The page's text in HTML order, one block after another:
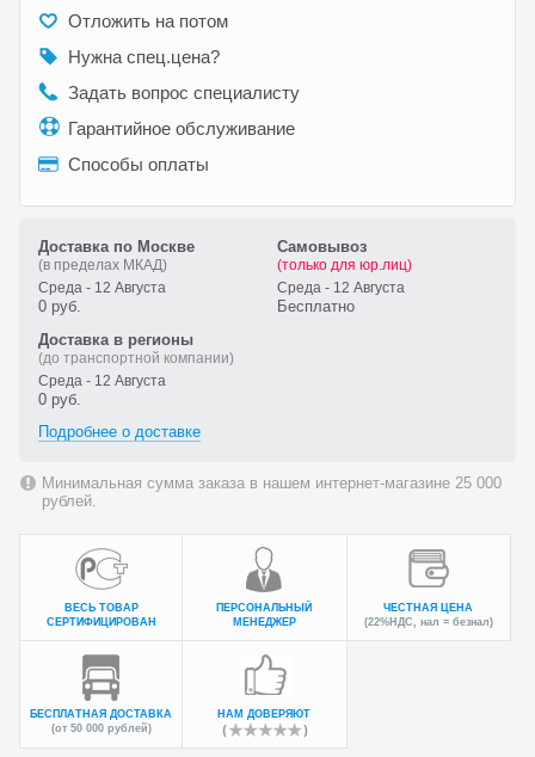
Отложить на потом
Нужна спец.цена?
Задать вопрос специалисту
Гарантийное обслуживание
Способы оплаты
Доставка по Москве
(в пределах МКАД)
Среда - 12 Августа
0 руб.
Самовывоз
(только для юр.лиц)
Среда - 12 Августа
Бесплатно
Доставка в регионы
(до транспортной компании)
Среда - 12 Августа
0 руб.
Подробнее о доставке
Минимальная сумма заказа в нашем интернет-магазине 25 000
рублей.
ВЕСЬ ТОВАР
СЕРТИФИЦИРОВАН
ПЕРСОНАЛЬНЫЙ
МЕНЕДЖЕР
ЧЕСТНАЯ ЦЕНА
(22%НДС, нал = безнал)
БЕСПЛАТНАЯ ДОСТАВКА
(от 50 000 рублей)
НАМ ДОВЕРЯЮТ